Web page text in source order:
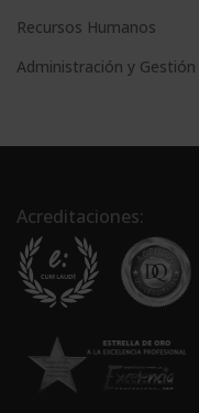
Recursos Humanos
Administración y Gestión
Acreditaciones: